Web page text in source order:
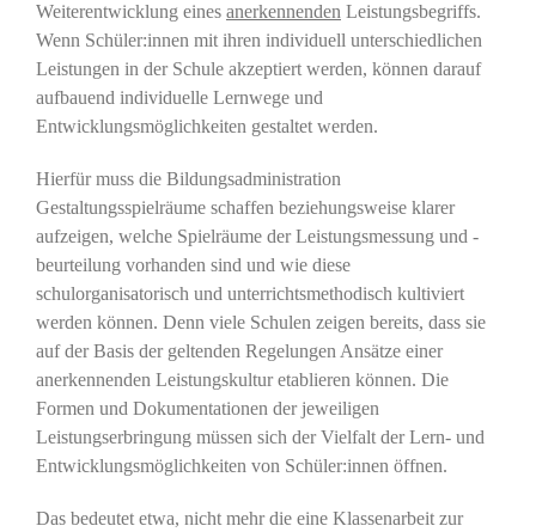
Weiterentwicklung eines anerkennenden Leistungsbegriffs.
Wenn Schüler:innen mit ihren individuell unterschiedlichen
Leistungen in der Schule akzeptiert werden, können darauf
aufbauend individuelle Lernwege und
Entwicklungsmöglichkeiten gestaltet werden.
Hierfür muss die Bildungsadministration
Gestaltungsspielräume schaffen beziehungsweise klarer
aufzeigen, welche Spielräume der Leistungsmessung und -
beurteilung vorhanden sind und wie diese
schulorganisatorisch und unterrichtsmethodisch kultiviert
werden können. Denn viele Schulen zeigen bereits, dass sie
auf der Basis der geltenden Regelungen Ansätze einer
anerkennenden Leistungskultur etablieren können. Die
Formen und Dokumentationen der jeweiligen
Leistungserbringung müssen sich der Vielfalt der Lern- und
Entwicklungsmöglichkeiten von Schüler:innen öffnen.
Das bedeutet etwa, nicht mehr die eine Klassenarbeit zur